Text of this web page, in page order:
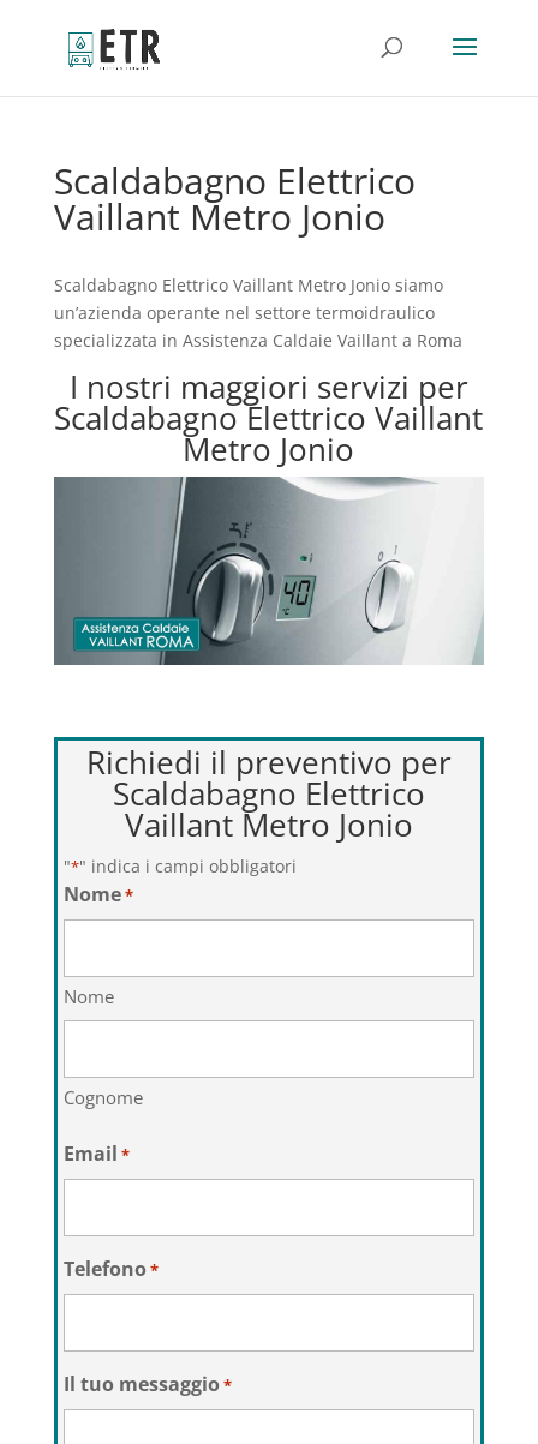
Scaldabagno Elettrico
Vaillant Metro Jonio
Scaldabagno Elettrico Vaillant Metro Jonio siamo
un’azienda operante nel settore termoidraulico
specializzata in Assistenza Caldaie Vaillant a Roma
I nostri maggiori servizi per
Scaldabagno Elettrico Vaillant
Metro Jonio
Richiedi il preventivo per
Scaldabagno Elettrico
Vaillant Metro Jonio
"*" indica i campi obbligatori
Nome*
Nome
Cognome
Email *
Telefono*
Il tuo messaggio*